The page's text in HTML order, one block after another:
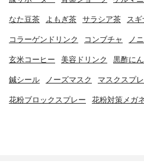
なた豆茶 よもぎ茶 サラシア茶 ス
コラーゲンドリンク コンブチャ ノ
玄米コーヒー 美容ドリンク 黒酢にん
鍼シール ノーズマスク マスクスプ
花粉ブロックスプレー 花粉対策メガ